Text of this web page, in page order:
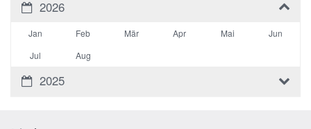
2026
Jan Feb Mär Apr Mai
Jun
Jul
Aug
2025